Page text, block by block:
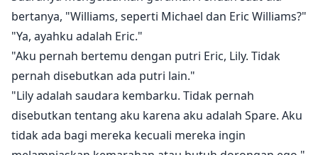
bertanya, "Williams, seperti Michael dan Eric Williams?"
"Ya, ayahku adalah Eric."
"Aku pernah bertemu dengan putri Eric, Lily. Tidak
pernah disebutkan ada putri lain."
"Lily adalah saudara kembarku. Tidak pernah
disebutkan tentang aku karena aku adalah Spare. Aku
tidak ada bagi mereka kecuali mereka ingin